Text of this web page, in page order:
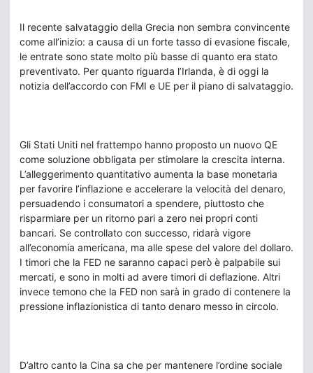
Il recente salvataggio della Grecia non sembra convincente
come all’inizio: a causa di un forte tasso di evasione fiscale,
le entrate sono state molto più basse di quanto era stato
preventivato. Per quanto riguarda l’Irlanda, è di oggi la
notizia dell’accordo con FMI e UE per il piano di salvataggio.
Gli Stati Uniti nel frattempo hanno proposto un nuovo QE
come soluzione obbligata per stimolare la crescita interna.
L’alleggerimento quantitativo aumenta la base monetaria
per favorire l’inflazione e accelerare la velocità del denaro,
persuadendo i consumatori a spendere, piuttosto che
risparmiare per un ritorno pari a zero nei propri conti
bancari. Se controllato con successo, ridarà vigore
all’economia americana, ma alle spese del valore del dollaro.
I timori che la FED ne saranno capaci però è palpabile sui
mercati, e sono in molti ad avere timori di deflazione. Altri
invece temono che la FED non sarà in grado di contenere la
pressione inflazionistica di tanto denaro messo in circolo.
D’altro canto la Cina sa che per mantenere l’ordine sociale